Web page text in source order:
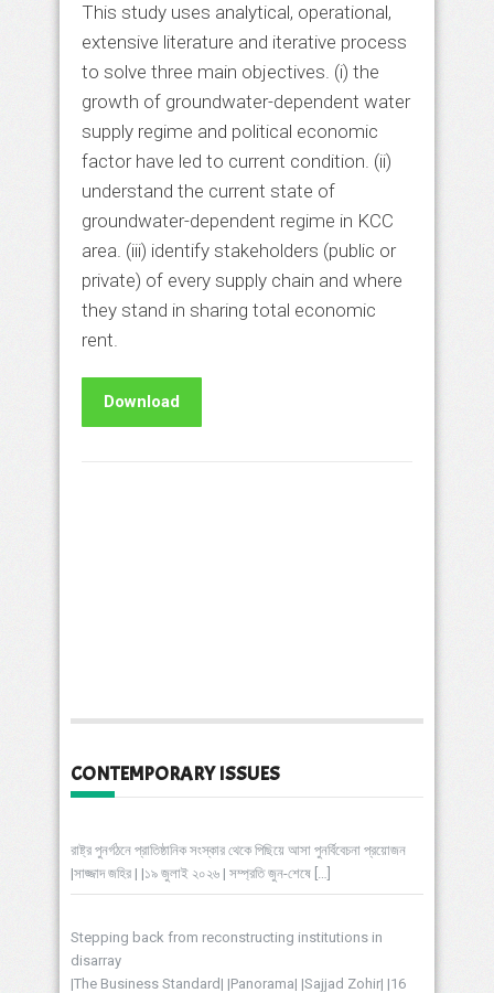
This study uses analytical, operational,
extensive literature and iterative process
to solve three main objectives. (i) the
growth of groundwater-dependent water
supply regime and political economic
factor have led to current condition. (ii)
understand the current state of
groundwater-dependent regime in KCC
area. (iii) identify stakeholders (public or
private) of every supply chain and where
they stand in sharing total economic
rent.
Download
CONTEMPORARY ISSUES
রাষ্ট্র পুনর্গঠনে প্রাতিষ্ঠানিক সংস্কার থেকে পিছিয়ে আসা পুনর্বিবেচনা প্রয়োজন
|সাজ্জাদ জহির | |১৯ জুলাই ২০২৬ | সম্প্রতি জুন-শেষে […]
Stepping back from reconstructing institutions in
disarray
|The Business Standard| |Panorama| |Sajjad Zohir| |16